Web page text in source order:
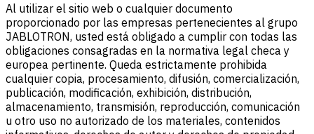
Al utilizar el sitio web o cualquier documento
proporcionado por las empresas pertenecientes al grupo
JABLOTRON, usted está obligado a cumplir con todas las
obligaciones consagradas en la normativa legal checa y
europea pertinente. Queda estrictamente prohibida
cualquier copia, procesamiento, difusión, comercialización,
publicación, modificación, exhibición, distribución,
almacenamiento, transmisión, reproducción, comunicación
u otro uso no autorizado de los materiales, contenidos